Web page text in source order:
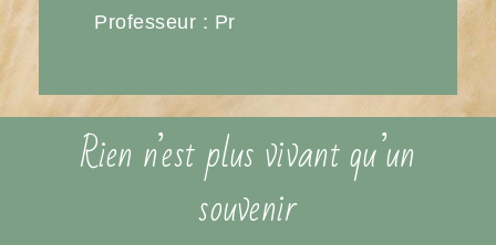
Professeur : Pr
Rien n’est plus vivant qu’un
souvenir